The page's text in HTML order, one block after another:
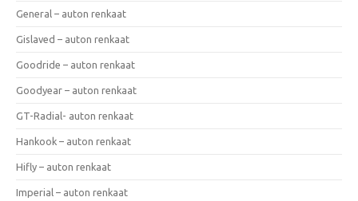
General – auton renkaat
Gislaved – auton renkaat
Goodride – auton renkaat
Goodyear – auton renkaat
GT-Radial- auton renkaat
Hankook – auton renkaat
Hifly – auton renkaat
Imperial – auton renkaat